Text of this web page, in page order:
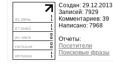
Создан: 29.12.2013
Записей: 7929
Комментариев: 39
Написано: 7968
Отчеты:
Посетители
Поисковые фразы